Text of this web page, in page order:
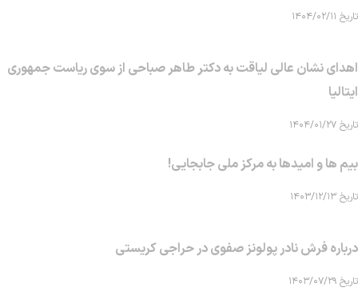
تاریخ ۱۴۰۴/۰۲/۱۱
اهدای نشان عالی لیاقت به دکتر طاهر صباحی از سوی ریاست جمهوری
ایتالیا
تاریخ ۱۴۰۴/۰۱/۲۷
بیم ها و امیدها به مرکز ملی جابجایی!
تاریخ ۱۴۰۳/۱۲/۱۳
درباره فرش نادر پولونز صفوی در حراجی کریستی
تاریخ ۱۴۰۳/۰۷/۲۹